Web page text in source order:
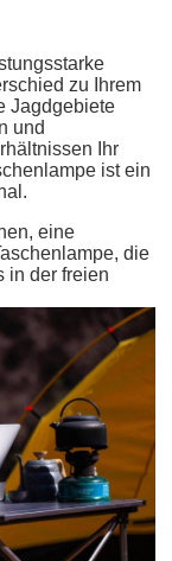
zu Ihrem
Jagdgebiete
und
Ihr
ist ein
eine
die
in der freien